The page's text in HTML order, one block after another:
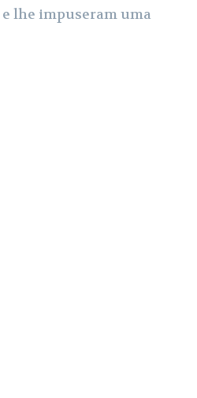
lhe impuseram uma